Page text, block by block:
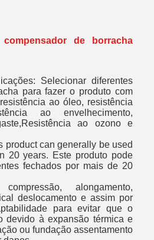
de borracha
Selecionar diferentes
para fazer o produto com
ao óleo, resistência
ao envelhecimento,
ao ozono e
product can generally be used
20 years. Este produto pode
fechados por mais de 20
alongamento,
deslocamento e assim por
para evitar que o
devido à expansão térmica e
ou fundação assentamento